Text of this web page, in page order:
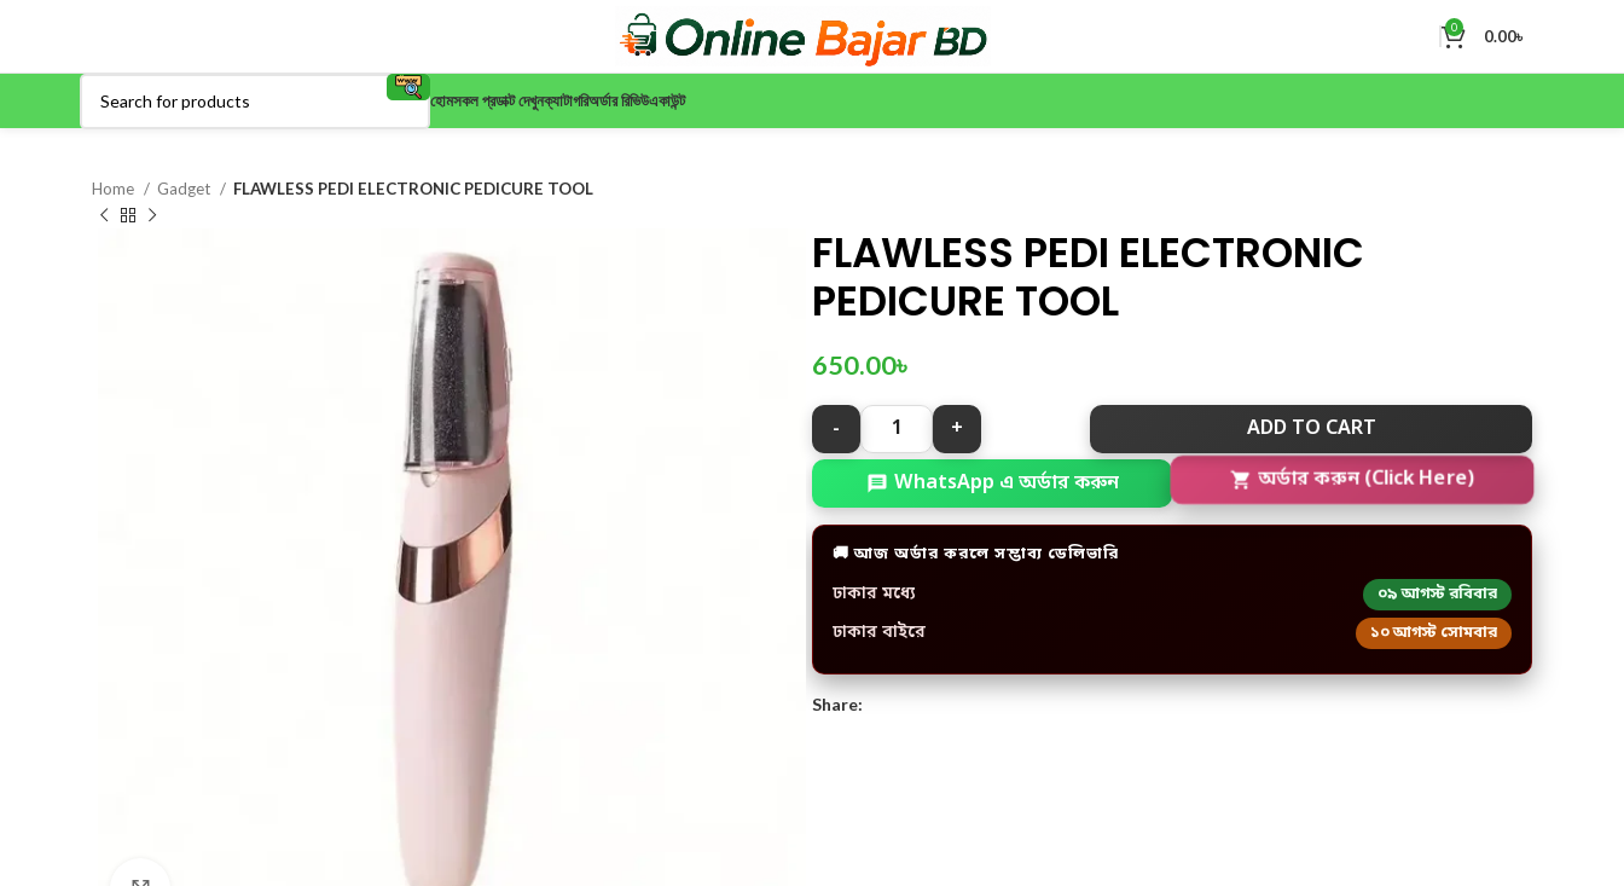
0 0.00৳
হোমসকল প্রডাক্ট দেখুনক্যাটাগরিঅর্ডার রিভিউএকাউন্ট
Home Gadget FLAWLESS PEDI ELECTRONIC PEDICURE TOOL
FLAWLESS PEDI ELECTRONIC
PEDICURE TOOL
650.00৳
ADD TO CART
WhatsApp এ অর্ডার করুন অর্ডার করুন (Click Here)
🚚 আজ অর্ডার করলে সম্ভাব্য ডেলিভারি
ঢাকার মধ্যে ০৯ আগস্ট রবিবার
ঢাকার বাইরে ১০ আগস্ট সোমবার
Share: